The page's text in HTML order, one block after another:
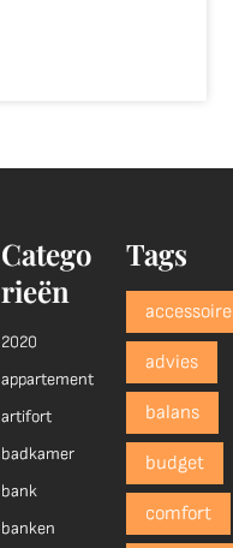
Catego
rieën
2020
appartement
artifort
badkamer
bank
banken
Tags
advies
balans
budget
comfort